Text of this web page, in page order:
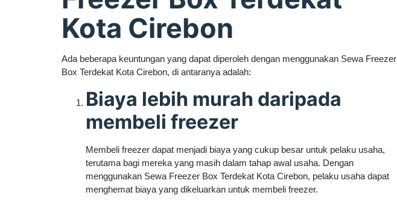
Kota Cirebon
Ada beberapa keuntungan yang dapat diperoleh dengan menggunakan Sewa Freezer
Box Terdekat Kota Cirebon, di antaranya adalah:
Biaya lebih murah daripada
membeli freezer
Membeli freezer dapat menjadi biaya yang cukup besar untuk pelaku usaha,
terutama bagi mereka yang masih dalam tahap awal usaha. Dengan
menggunakan Sewa Freezer Box Terdekat Kota Cirebon, pelaku usaha dapat
menghemat biaya yang dikeluarkan untuk membeli freezer.